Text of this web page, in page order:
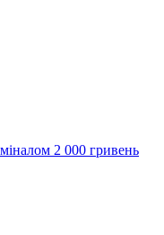
2 000 гривень